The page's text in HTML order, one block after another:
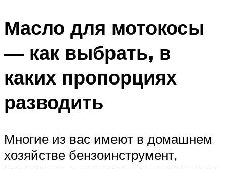
Масло для мотокосы
— как выбрать, в
каких пропорциях
разводить
Многие из вас имеют в домашнем
хозяйстве бензоинструмент,